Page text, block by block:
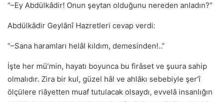
“–Ey Abdülkâdir! Onun şeytan olduğunu nereden anladın?”
Abdülkâdir Geylânî Hazretleri cevap verdi:
“–Sana haramları helâl kıldım, demesinden!..”
İşte her mü’min, hayatı boyunca bu firâset ve şuura sahip
olmalıdır. Zira bir kul, güzel hâl ve ahlâkı sebebiyle şerʼî
ölçülere riâyetten muaf tutulacak olsaydı, evvelâ insanlığın